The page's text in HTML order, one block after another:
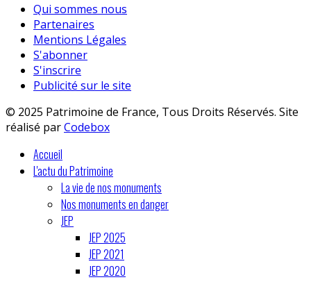
Qui sommes nous
Partenaires
Mentions Légales
S'abonner
S'inscrire
Publicité sur le site
© 2025 Patrimoine de France, Tous Droits Réservés. Site
réalisé parCodebox
Accueil
L'actu du Patrimoine
La vie de nos monuments
Nos monuments en danger
JEP
JEP 2025
JEP 2021
JEP 2020